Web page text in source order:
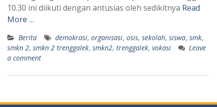
10.30 ini diikuti dengan antusias oleh sedikitnya Read
More …
Berita demokrasi, organisasi, osis, sekolah, siswa, smk,
smkn 2, smkn 2 trenggalek, smkn2, trenggalek, vokasi
Leave
a comment